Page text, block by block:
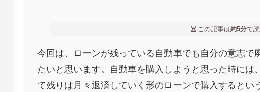
この記事は約5分で
今回は、ローンが残っている自動車でも自分の意志で
たいと思います。自動車を購入しようと思った時に
て残りは月々返済していく形のローンで購入すると